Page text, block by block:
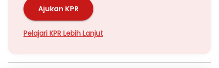
Ajukan KPR
Pelajari KPR Lebih Lanjut